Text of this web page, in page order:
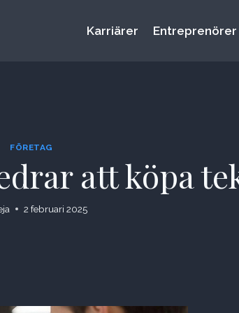
Karriärer Entreprenörer
FÖRETAG
att köpa
2 februari 2025